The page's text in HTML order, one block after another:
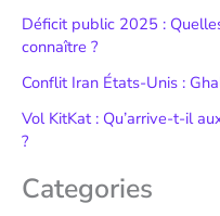
Déficit public 2025 :
connaître ?
Conflit Iran États-Unis :
Vol KitKat : Qu’arrive-t-il
?
Categories